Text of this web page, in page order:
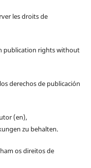
les droits de
publication rights without
derechos de publicación
(en),
zu behalten.
os direitos de